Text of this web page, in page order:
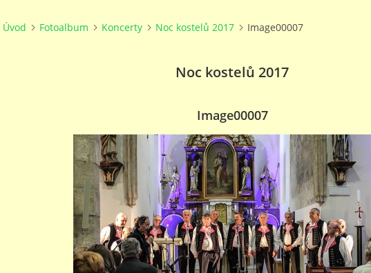
Úvod Fotoalbum Koncerty Noc kostelů 2017 Image00007
Noc kostelů 2017
Image00007